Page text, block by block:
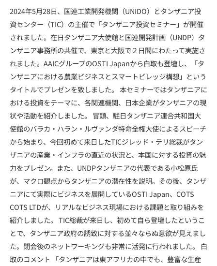
2024年5月28日、国連工業開発機関（UNIDO）とタンザニア投
資センター（TIC）の主催で「タンザニア投資セミナー」が開催
されました。在日タンザニア大使館と国連開発計画（UNDP）タ
ンザニア事務所の共催で、東京と大阪で２日間にわたって実施さ
れました。AAICグループのOSTI Japanから白取も登壇し、「タ
ンザニアにおける農業ビジネスとスマートビレッジ構想」という
タイトルでプレゼンを致しました。 本セミナーではタンザニアに
おける投資をテーマに、各関連機関、日本企業がタンザニアの現
状や活動を紹介しました。 冒頭、駐日タンザニア連合共和国大
使館のバラカ・ハラン・ルヴァンダ特命全権大使によるスピーチ
から始まり、今回初めて来日したTICジレッド・テリ総裁がタン
ザニアの産業・インフラの直近の状況と、本国に対する投資の魅
力をプレゼン。また、UNDPタンザニアの代表である小松原氏
が、マクロ観点からタンザニアの潜在性を説明。その後、タンザ
ニアにて実際にビジネスを展開しているOSTI Japan、COTS
COTS LTDが、リアルなビジネス現場における課題と取り組みを
紹介しました。 TIC総裁が来日し、初めて自ら登壇したというこ
とで、タンザニア政府の誘致に対する並々ならぬ意欲が見えまし
た。閉会後のネットワーキングも非常に活発に行われました。 白
取のコメント 「タンザニアは東アフリカの中でも、豊富な生産